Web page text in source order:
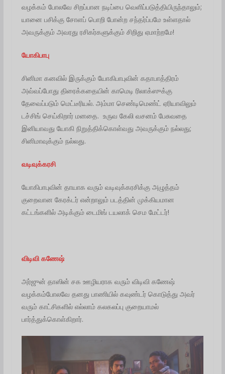
வழக்கம் போலவே சிறப்பான நடிப்பை வெளிப்படுத்தியிருந்தாலும்;
யானை பசிக்கு சோளப் பொறி போன்ற சந்தர்ப்பமே உள்ளதால்
அவருக்கும் அவரது ரசிகர்களுக்கும் சிறிது ஏமாற்றமே!
யோகிபாபு
சினிமா கனவில் இருக்கும் யோகிபாபுவின் கதாபாத்திரம்
அவ்வப்போது திரைக்கதையின் காமெடி ரிலாக்ஸுக்கு
தேவைப்படும் மெட்டீரியல். அம்மா செண்டிமெண்ட் ஏரியாவிலும்
டச்சிங் செய்கிறார் மனதை. உருவ கேலி வசனம் பேசுவதை
இனியாவது யோகி நிறுத்திக்கொள்வது அவருக்கும் நல்லது;
சினிமாவுக்கும் நல்லது.
வடிவுக்கரசி
யோகிபாபுவின் தாயாக வரும் வடிவுக்கரசிக்கு அழுத்தம்
குறைவான கேரக்டர் என்றாலும் படத்தின் முக்கியமான
கட்டங்களில் அடிக்கும் டைமிங் டயலாக் செம மேட்டர்!
விடிவி கணேஷ்
அர்ஜுன் தாஸின் சக ஊழியராக வரும் விடிவி கணேஷ்
வழக்கம்போலவே தனது பாணியில் கவுண்டர் கொடுத்து அவர்
வரும் காட்சிகளில் எல்லாம் கலகலப்பு குறையாமல்
பார்த்துக்கொள்கிறார்.